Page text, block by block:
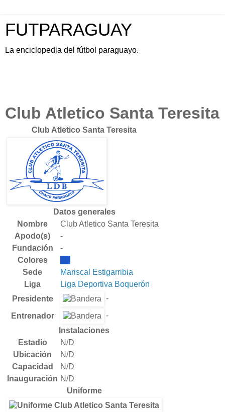
FUTPARAGUAY
La enciclopedia del fútbol paraguayo.
Club Atletico Santa Teresita
Club Atletico Santa Teresita
Datos generales
Nombre
Club Atletico Santa Teresita
Apodo(s)
-
Fundación
-
Colores
Sede
Mariscal Estigarribia
Liga
Liga Deportiva Boquerón
Presidente
-
Entrenador
-
Instalaciones
Estadio
N/D
Ubicación
N/D
Capacidad
N/D
Inauguración N/D
Uniforme